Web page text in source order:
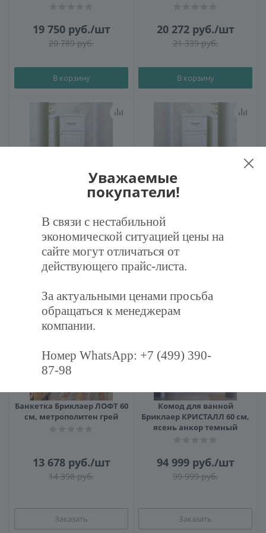
19 750руб./шт
20 789руб.
В корзину
20 272руб./шт
21 339руб.
В корзину
Тумба напольная Бриклаер
АННА правая 34 см, белый
10 251руб./шт
10 790руб.
Заказать
Тумба напольная Бриклаер
10 251руб./шт
10 790
Заказать
Банкетка Бриклаер ЛОФТ 60
см, метрополитен грей
13 678руб./шт
14 398руб.
Заказать
Комод для ванной
Бриклаер КРИСТАЛЛ 60 см,
ясень анкор темный
94 999руб./шт
99 999руб.
Заказать
Уважаемые
покупатели!
В связи с нестабильной
экономической ситуацией цены на
сайте могут отличаться от
действующего прайс-листа.
За актуальными ценами просьба
обращаться к менеджерам
компании.
Номер WhatsApp: +7 (499) 390-
87-98